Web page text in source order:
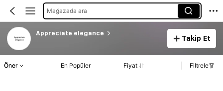
Mağazada ara
Appreciate elegance
Takip Et
Öner En Popüler Fiyat Filtrele